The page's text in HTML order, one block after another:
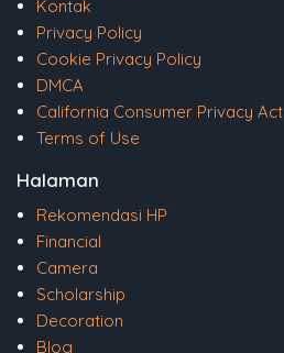
Kontak
Privacy Policy
Cookie Privacy Policy
DMCA
California Consumer Privacy Act
Terms of Use
Halaman
Rekomendasi HP
Financial
Camera
Scholarship
Decoration
Blog